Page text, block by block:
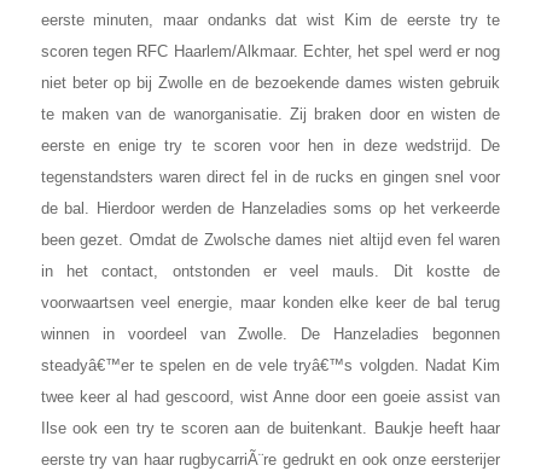
eerste minuten, maar ondanks dat wist Kim de eerste try te
scoren tegen RFC Haarlem/Alkmaar. Echter, het spel werd er nog
niet beter op bij Zwolle en de bezoekende dames wisten gebruik
te maken van de wanorganisatie. Zij braken door en wisten de
eerste en enige try te scoren voor hen in deze wedstrijd. De
tegenstandsters waren direct fel in de rucks en gingen snel voor
de bal. Hierdoor werden de Hanzeladies soms op het verkeerde
been gezet. Omdat de Zwolsche dames niet altijd even fel waren
in het contact, ontstonden er veel mauls. Dit kostte de
voorwaartsen veel energie, maar konden elke keer de bal terug
winnen in voordeel van Zwolle. De Hanzeladies begonnen
steadyâ€™er te spelen en de vele tryâ€™s volgden. Nadat Kim
twee keer al had gescoord, wist Anne door een goeie assist van
Ilse ook een try te scoren aan de buitenkant. Baukje heeft haar
eerste try van haar rugbycarriÃ¨re gedrukt en ook onze eersterijer